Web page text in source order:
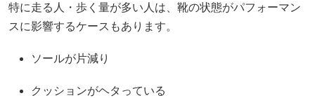
特に走る人・歩く量が多い人は、靴の状態がパフォーマン
スに影響するケースもあります。
ソールが片減り
クッションがヘタっている